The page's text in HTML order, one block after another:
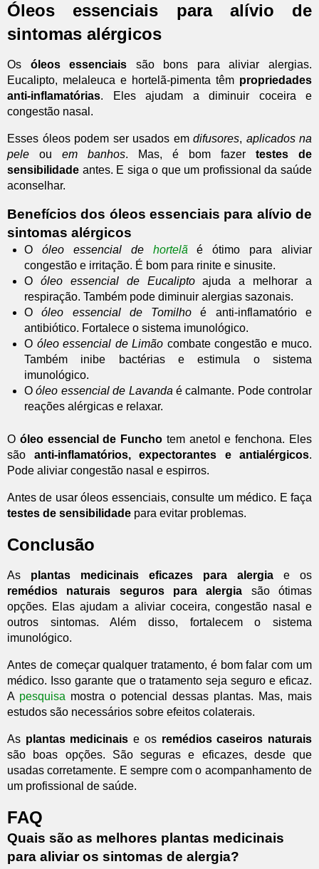
Óleos essenciais para alívio de
sintomas alérgicos
Os óleos essenciais são bons para aliviar alergias.
Eucalipto, melaleuca e hortelã-pimenta têm propriedades
anti-inflamatórias. Eles ajudam a diminuir coceira e
congestão nasal.
Esses óleos podem ser usados em difusores, aplicados na
pele ou em banhos. Mas, é bom fazer testes de
sensibilidade antes. E siga o que um profissional da saúde
aconselhar.
Benefícios dos óleos essenciais para alívio de
sintomas alérgicos
O óleo essencial de hortelãé ótimo para aliviar
congestão e irritação. É bom para rinite e sinusite.
O óleo essencial de Eucaliptoajuda a melhorar a
respiração. Também pode diminuir alergias sazonais.
Oóleo essencial de Tomilho é anti-inflamatório e
antibiótico. Fortalece o sistema imunológico.
O óleo essencial de Limão combate congestão e muco.
Também inibe bactérias e estimula o sistema
imunológico.
Oóleo essencial de Lavanda é calmante. Pode controlar
reações alérgicas e relaxar.
O óleo essencial de Funcho tem anetol e fenchona. Eles
são anti-inflamatórios, expectorantes e antialérgicos.
Pode aliviar congestão nasal e espirros.
Antes de usar óleos essenciais, consulte um médico. E faça
testes de sensibilidade para evitar problemas.
Conclusão
As plantas medicinais eficazes para alergia e os
remédios naturais seguros para alergia são ótimas
opções. Elas ajudam a aliviar coceira, congestão nasal e
outros sintomas. Além disso, fortalecem o sistema
imunológico.
Antes de começar qualquer tratamento, é bom falar com um
médico. Isso garante que o tratamento seja seguro e eficaz.
A pesquisa mostra o potencial dessas plantas. Mas, mais
estudos são necessários sobre efeitos colaterais.
As plantas medicinais e os remédios caseiros naturais
são boas opções. São seguras e eficazes, desde que
usadas corretamente. E sempre com o acompanhamento de
um profissional de saúde.
FAQ
Quais são as melhores plantas medicinais
para aliviar os sintomas de alergia?